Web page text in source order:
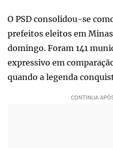
O PSD consolidou-se
prefeitos eleitos em
domingo. Foram 141
expressivo em
quando a legenda